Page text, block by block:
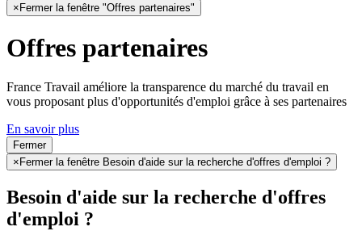
×Fermer la fenêtre "Offres partenaires"
Offres partenaires
France Travail améliore la transparence du marché du travail en
vous proposant plus d'opportunités d'emploi grâce à ses partenaires
En savoir plus
Fermer
× Fermer la fenêtre Besoin d'aide sur la recherche d'offres d'emploi ?
Besoin d'aide sur la recherche d'offres
d'emploi ?